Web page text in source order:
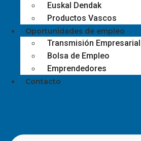
Euskal Dendak
Productos Vascos
Oportunidades de empleo
Transmisión Empresarial
Bolsa de Empleo
Emprendedores
Contacto